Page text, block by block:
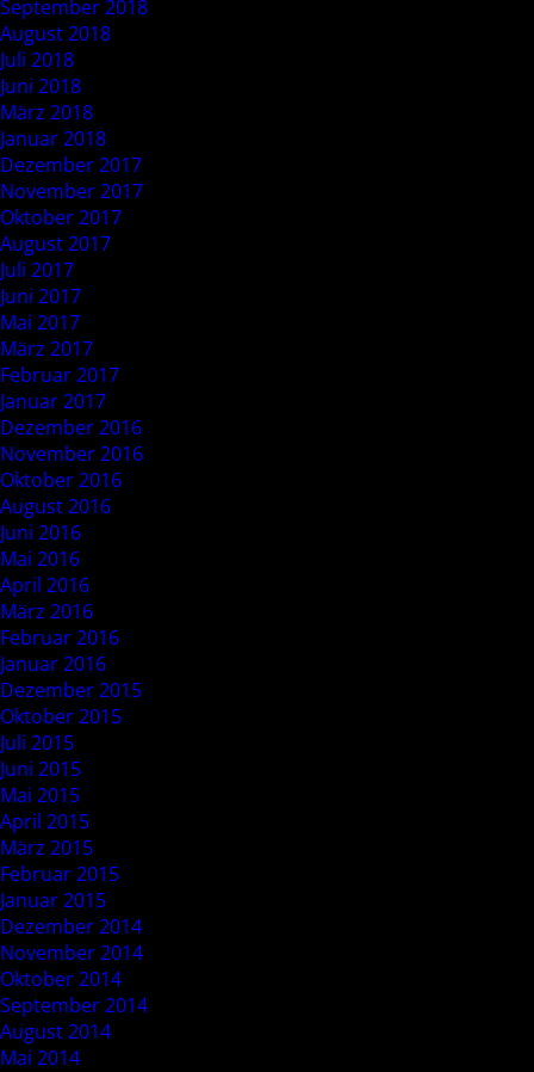
September 2018
August 2018
Juli 2018
Juni 2018
März 2018
Januar 2018
Dezember 2017
November 2017
Oktober 2017
August 2017
Juli 2017
Juni 2017
Mai 2017
März 2017
Februar 2017
Januar 2017
Dezember 2016
November 2016
Oktober 2016
August 2016
Juni 2016
Mai 2016
April 2016
März 2016
Februar 2016
Januar 2016
Dezember 2015
Oktober 2015
Juli 2015
Juni 2015
Mai 2015
April 2015
März 2015
Februar 2015
Januar 2015
Dezember 2014
November 2014
Oktober 2014
September 2014
August 2014
Mai 2014